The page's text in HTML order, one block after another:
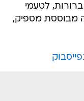
לטעמי
מבוססת מספיק,